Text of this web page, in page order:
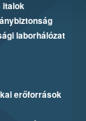
italok
laborhálózat
erőforrások